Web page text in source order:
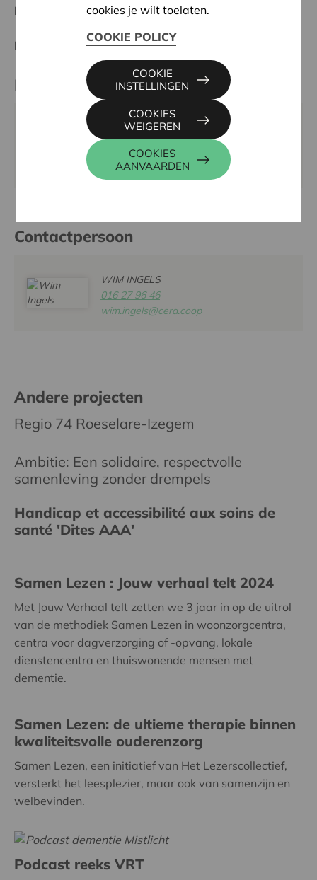
Datum:
09/02/2026
Beslissing: Goedgekeurd
Partner
ELASTIKA ROESELARE, LAKENSTRAAT 56, 8800
www.elastikaroeselare.be
Contactpersoon
WIM INGELS
016 27 96 46
wim.ingels@cera.coop
Andere projecten
Regio 74 Roeselare-Izegem
Ambitie: Een solidaire, respectvolle
samenleving zonder drempels
Handicap et accessibilité aux soins de
santé 'Dites AAA'
Samen Lezen : Jouw verhaal telt 2024
Met Jouw Verhaal telt zetten we 3 jaar in op de uitrol
van de methodiek Samen Lezen in woonzorgcentra,
centra voor dagverzorging of -opvang, lokale
dienstencentra en thuiswonende mensen met
dementie.
Samen Lezen: de ultieme therapie binnen
kwaliteitsvolle ouderenzorg
Samen Lezen, een initiatief van Het Lezerscollectief,
versterkt het leesplezier, maar ook van samenzijn en
welbevinden.
Podcast reeks VRT
cookies je wilt toelaten.
COOKIE POLICY
COOKIES
AANVAARDEN
COOKIES
WEIGEREN
COOKIE
INSTELLINGEN